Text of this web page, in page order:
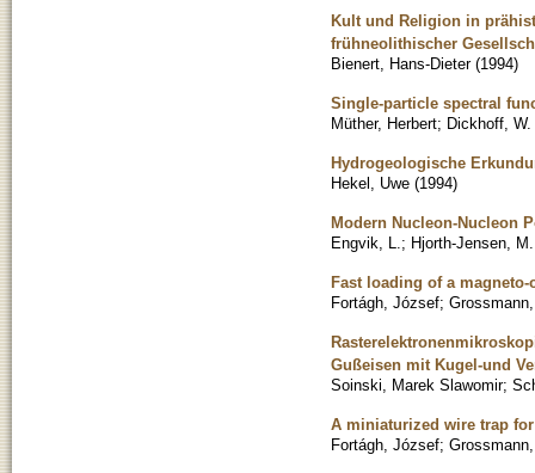
Kult und Religion in
frühneolithischer
Bienert, Hans-Dieter (1994)
Single-particle spectral
Müther, Herbert; Dickhoff, W.
Hydrogeologische
Hekel, Uwe (1994)
Modern Nucleon-Nucleon
Engvik, L. ; Hjorth-Jensen, M.
Fast loading of a
Fortágh, József;
Gußeisen mit Kugel-und
Soinski, Marek Slawomir;
A miniaturized wire trap
Fortágh, József;